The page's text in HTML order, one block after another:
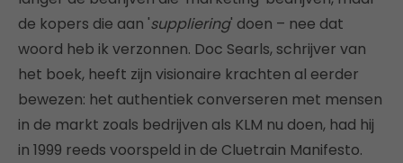
de kopers die aan 'suppliering' doen – nee dat
woord heb ik verzonnen. Doc Searls, schrijver van
het boek, heeft zijn visionaire krachten al eerder
bewezen: het authentiek converseren met mensen
in de markt zoals bedrijven als KLM nu doen, had hij
in 1999 reeds voorspeld in de Cluetrain Manifesto.